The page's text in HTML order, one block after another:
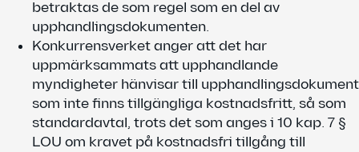
betraktas de som regel som en del av
upphandlingsdokumenten.
Konkurrensverket anger att det har
uppmärksammats att upphandlande
myndigheter hänvisar till upphandlingsdokument
som inte finns tillgängliga kostnadsfritt, så som
standardavtal, trots det som anges i 10 kap. 7 §
LOU om kravet på kostnadsfri tillgång till